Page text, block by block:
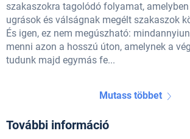
szakaszokra tagolódó folyamat,
ugrások és válságnak megélt szakaszok
És igen, ez nem megúszható:
menni azon a hosszú úton, amelynek a
tudunk majd egymás fe...
Mutass többet
További információ